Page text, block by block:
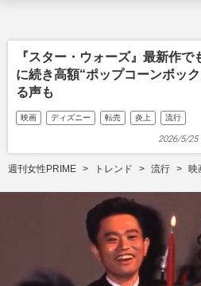
『スター・ウォーズ』最新作で
に続き高額“ポップコーンボッ
る声も
映画 ディズニー 転売 炎上 流行
2026/5/25
週刊女性PRIME トレンド 流行 映